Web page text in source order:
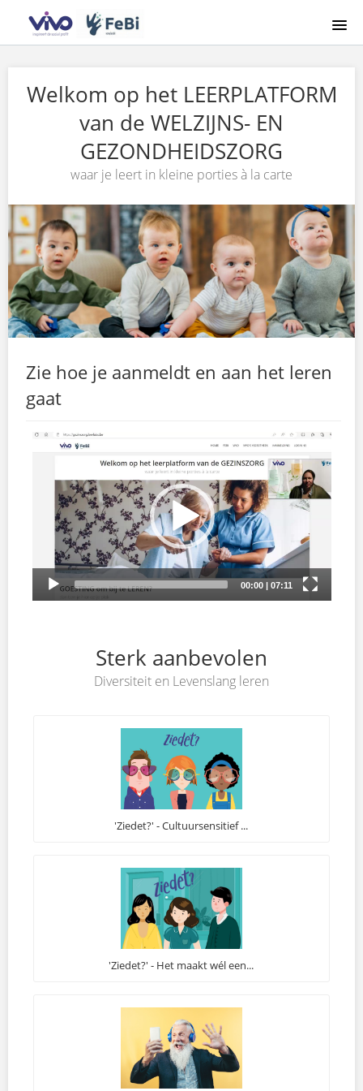
AANMELDING
Welkom op het LEERPLATFORM
van de WELZIJNS- EN
GEZONDHEIDSZORG
waar je leert in kleine porties à la carte
Zie hoe je aanmeldt en aan het leren
gaat
Sterk aanbevolen
Diversiteit en Levenslang leren
'Ziedet?' - Cultuursensitief ...
'Ziedet?' - Het maakt wél een...